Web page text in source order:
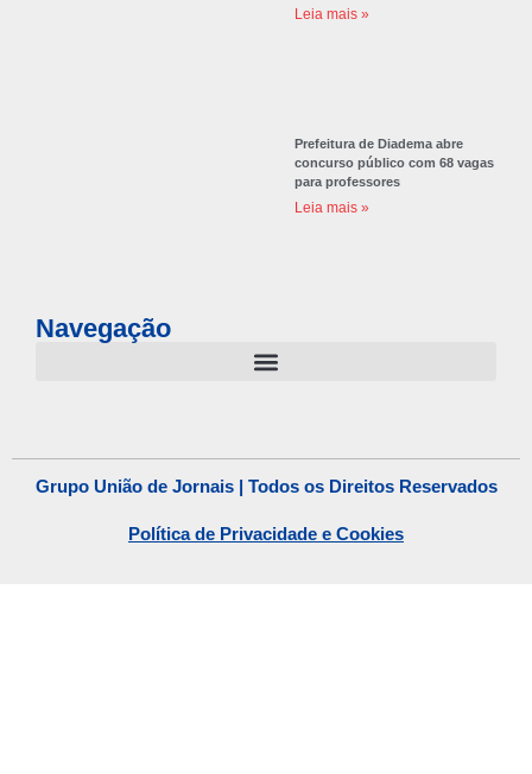
Leia mais »
Prefeitura de Diadema abre
concurso público com 68 vagas
para professores
Leia mais »
Navegação
Grupo União de Jornais | Todos os Direitos Reservados
Política de Privacidade e Cookies